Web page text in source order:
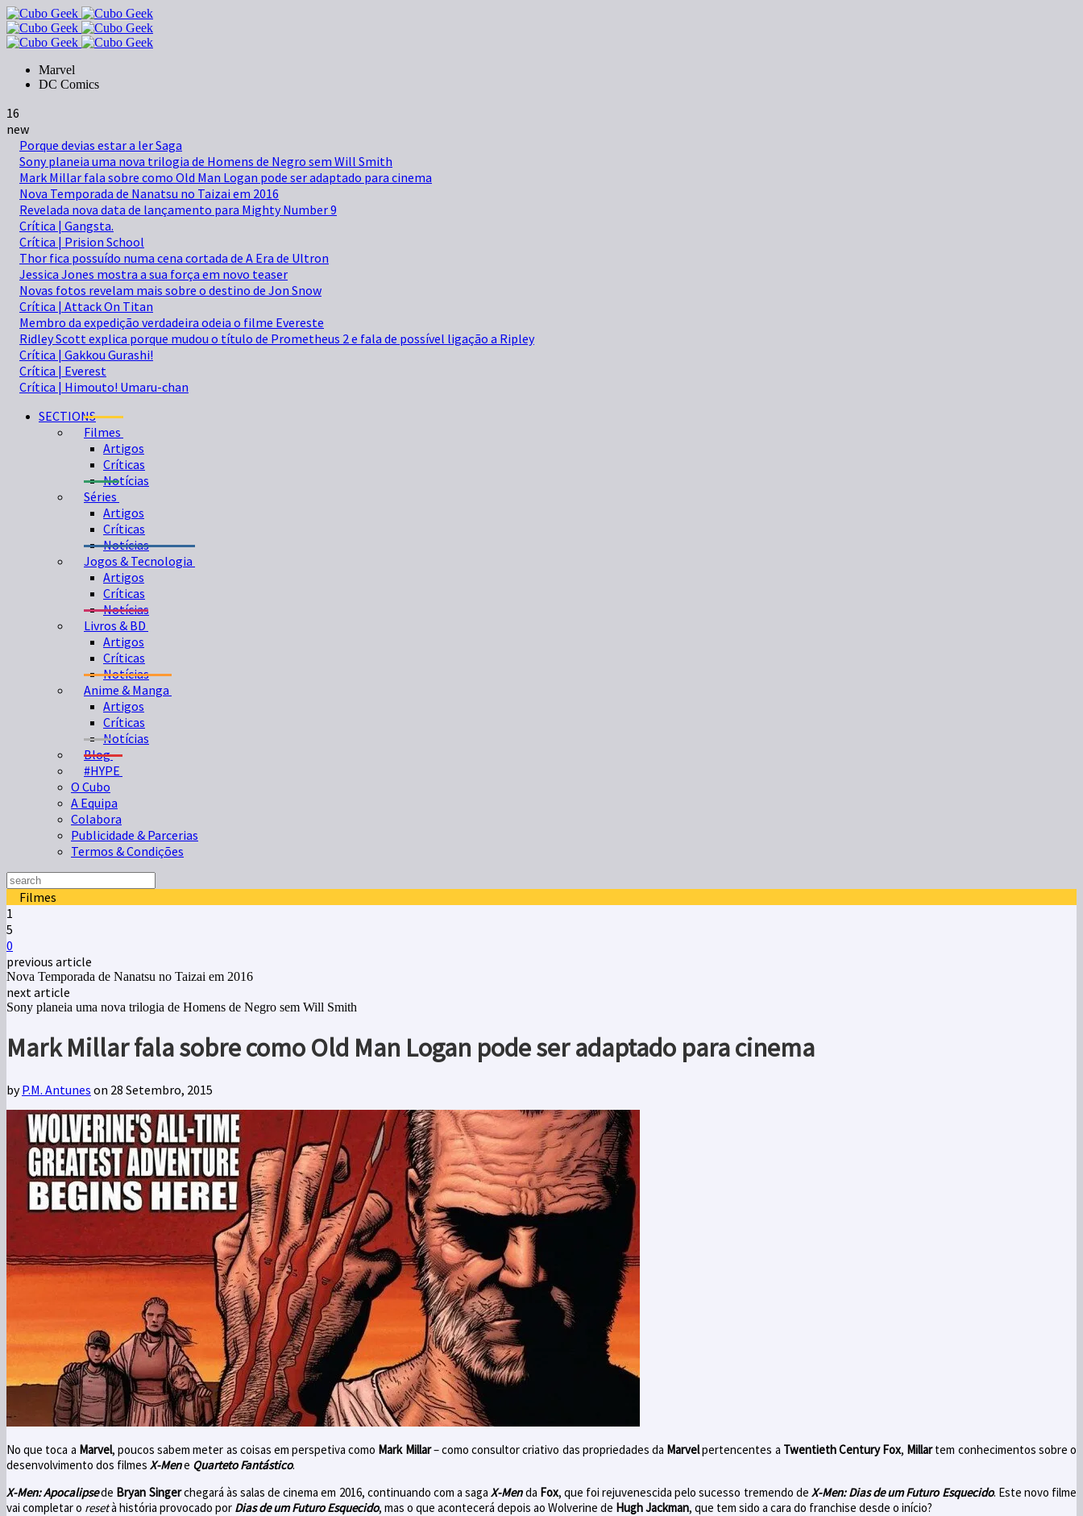
Marvel
DC Comics
16
new
Porque devias estar a ler Saga
Sony planeia uma nova trilogia de Homens de Negro sem Will Smith
Mark Millar fala sobre como Old Man Logan pode ser adaptado para cinema
Nova Temporada de Nanatsu no Taizai em 2016
Revelada nova data de lançamento para Mighty Number 9
Crítica | Gangsta.
Crítica | Prision School
Thor fica possuído numa cena cortada de A Era de Ultron
Jessica Jones mostra a sua força em novo teaser
Novas fotos revelam mais sobre o destino de Jon Snow
Crítica | Attack On Titan
Membro da expedição verdadeira odeia o filme Evereste
Ridley Scott explica porque mudou o título de Prometheus 2 e fala de possível ligação a Ripley
Crítica | Gakkou Gurashi!
Crítica | Everest
Crítica | Himouto! Umaru-chan
SECTIONS
Filmes
Artigos
Críticas
Notícias
Séries
Artigos
Críticas
Notícias
Jogos & Tecnologia
Artigos
Críticas
Notícias
Livros & BD
Artigos
Críticas
Notícias
Anime & Manga
Artigos
Críticas
Notícias
Blog
#HYPE
O Cubo
A Equipa
Colabora
Publicidade & Parcerias
Termos & Condições
Filmes
1
5
0
previous article
Nova Temporada de Nanatsu no Taizai em 2016
next article
Sony planeia uma nova trilogia de Homens de Negro sem Will Smith
Mark Millar fala sobre como Old Man Logan pode ser adaptado para cinema
byP.M. Antunes on 28 Setembro, 2015
No que toca a Marvel, poucos sabem meter as coisas em perspetiva como Mark Millar– como consultor criativo das propriedades da Marvelpertencentes a Twentieth Century Fox, Millartem conhecimentos sobre o
desenvolvimento dos filmes X-Mene Quarteto Fantástico.
X-Men: Apocalipsede Bryan Singerchegará às salas de cinema em 2016, continuando com a sagaX-Menda Fox, que foi rejuvenescida pelo sucesso tremendo de X-Men: Dias de um Futuro Esquecido. Este novo filme
vai completar o resetà história provocado por Dias de um Futuro Esquecido, mas o que acontecerá depois ao Wolverine de Hugh Jackman, que tem sido a cara do franchise desde o início?